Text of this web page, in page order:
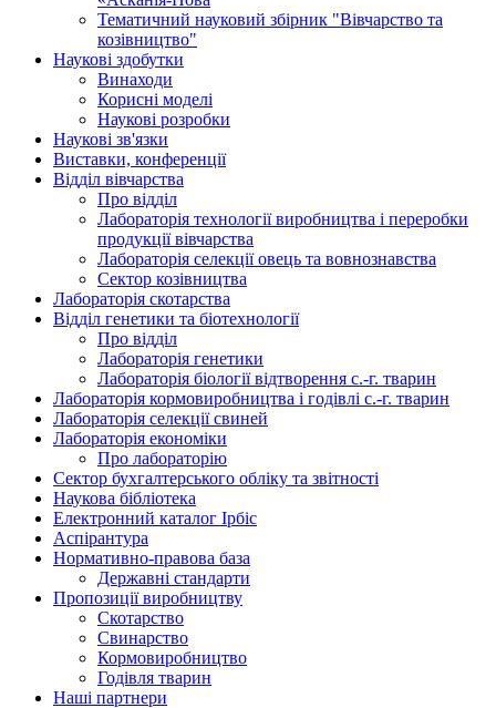
Тематичний науковий збірник "Вівчарство та
козівництво"
Наукові здобутки
Винаходи
Корисні моделі
Наукові розробки
Наукові зв'язки
Виставки, конференції
Відділ вівчарства
Про відділ
Лабораторія технології виробництва і переробки
продукції вівчарства
Лабораторія селекції овець та вовнознавства
Сектор козівництва
Лабораторія скотарства
Відділ генетики та біотехнології
Про відділ
Лабораторія генетики
Лабораторія біології відтворення с.-г. тварин
Лабораторія кормовиробництва і годівлі с.-г. тварин
Лабораторія селекції свиней
Лабораторія економіки
Про лабораторію
Сектор бухгалтерського обліку та звітності
Наукова бібліотека
Електронний каталог Iрбiс
Аспірантура
Нормативно-правова база
Державні стандарти
Пропозиції виробництву
Скотарство
Свинарство
Кормовиробництво
Годівля тварин
Наші партнери